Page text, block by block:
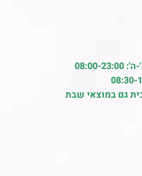
23:00
גם במוצאי שבת